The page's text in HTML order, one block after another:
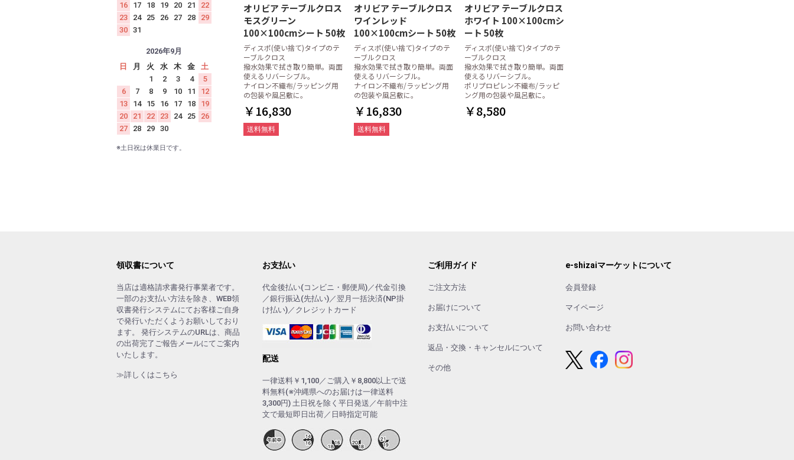
16
17 18 19 20 21
22
23
24 25 26 27 28
29
30 31
2026年9月
日
月 火 水 木 金
土
1
2 3 4
5
6
7 8 9 10 11
12
13
14 15 16 17 18
19
20
21 22 23 24 25
26
27
28 29 30
※土日祝は休業日です。
オリビア テーブルクロス
モスグリーン
100×100cmシート 50枚
ディスポ(使い捨て)タイプのテ
ーブルクロス
撥水効果で拭き取り簡単。両面
使えるリバーシブル。
ナイロン不織布/ラッピング用
の包装や風呂敷に。
￥16,830
送料無料
オリビア テーブルクロス
ワインレッド
100×100cmシート 50枚
ディスポ(使い捨て)タイプのテ
ーブルクロス
撥水効果で拭き取り簡単。両面
使えるリバーシブル。
ナイロン不織布/ラッピング用
の包装や風呂敷に。
￥16,830
送料無料
オリビア テーブルクロス
ホワイト 100×100cmシ
ート 50枚
ディスポ(使い捨て)タイプのテ
ーブルクロス
撥水効果で拭き取り簡単。両面
使えるリバーシブル。
ポリプロピレン不織布/ラッピ
ング用の包装や風呂敷に。
￥8,580
領収書について
当店は適格請求書発行事業者です。
一部のお支払い方法を除き、WEB領
収書発行システムにてお客様ご自身
で発行いただくようお願いしており
ます。 発行システムのURLは、商品
の出荷完了ご報告メールにてご案内
いたします。
≫詳しくはこちら
お支払い
代金後払い(コンビニ・郵便局)／代金引換
／銀行振込(先払い)／翌月一括決済(NP掛
け払い)／クレジットカード
配送
一律送料￥1,100／ご購入￥8,800以上で送
料無料(※沖縄県へのお届けは一律送料
3,300円) 土日祝を除く平日発送／午前中注
文で最短即日出荷／日時指定可能
ご利用ガイド
ご注文方法
お届けについて
お支払いについて
返品・交換・キャンセルについて
その他
e-shizaiマーケットについて
会員登録
マイページ
お問い合わせ